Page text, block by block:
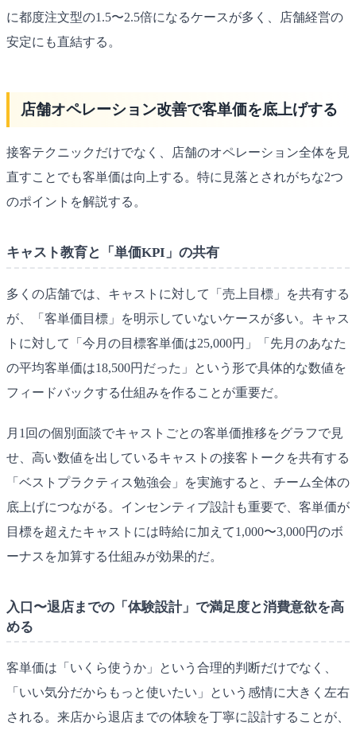
に都度注文型の1.5〜2.5倍になるケースが多く、店舗経営の
安定にも直結する。
店舗オペレーション改善で客単価を底上げする
接客テクニックだけでなく、店舗のオペレーション全体を見
直すことでも客単価は向上する。特に見落とされがちな2つ
のポイントを解説する。
キャスト教育と「単価KPI」の共有
多くの店舗では、キャストに対して「売上目標」を共有する
が、「客単価目標」を明示していないケースが多い。キャス
トに対して「今月の目標客単価は25,000円」「先月のあなた
の平均客単価は18,500円だった」という形で具体的な数値を
フィードバックする仕組みを作ることが重要だ。
月1回の個別面談でキャストごとの客単価推移をグラフで見
せ、高い数値を出しているキャストの接客トークを共有する
「ベストプラクティス勉強会」を実施すると、チーム全体の
底上げにつながる。インセンティブ設計も重要で、客単価が
目標を超えたキャストには時給に加えて1,000〜3,000円のボ
ーナスを加算する仕組みが効果的だ。
入口〜退店までの「体験設計」で満足度と消費意欲を高
める
客単価は「いくら使うか」という合理的判断だけでなく、
「いい気分だからもっと使いたい」という感情に大きく左右
される。来店から退店までの体験を丁寧に設計することが、